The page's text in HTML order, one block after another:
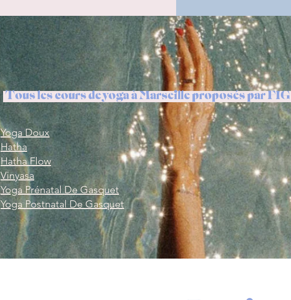
Tous les cours de yoga à Marseille proposés par
Yoga Doux
Hatha
Hatha Flow
Vinyasa
Yoga Prénatal De Gasquet
Yoga Postnatal De Gasquet